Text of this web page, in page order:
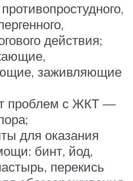
действия;
заживляющие
проблем с ЖКТ —
для оказания
бинт, йод,
перекись